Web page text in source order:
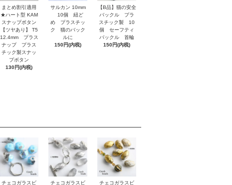
まとめ割引適用
★ハート型 KAM
スナップボタン
【ツヤあり】 T5
12.4mm プラス
ナップ プラス
チック製スナッ
プボタン
130円(内税)
サルカン 10mm
10個 紐ど
め プラスチッ
ク 猫のバック
ルに
150円(内税)
【B品】猫の安全
バックル プラ
スチック製 10
個 セーフティ
バックル 首輪
150円(内税)
チェコガラスビ
チェコガラスビ
チェコガラスビ